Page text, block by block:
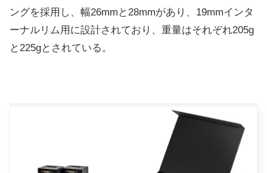
ングを採用し、幅26mmと28mmがあり、19mmインタ
ーナルリム用に設計されており、重量はそれぞれ205g
と225gとされている。